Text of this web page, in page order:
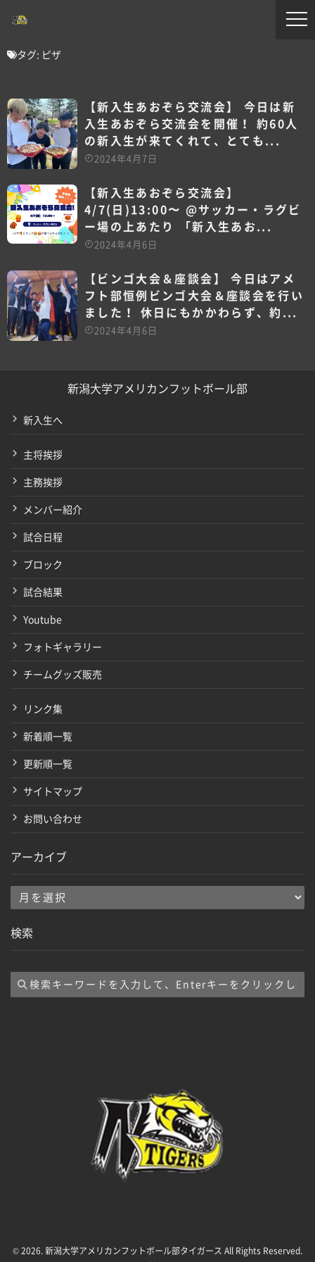
タグ: ピザ
【新入生あおぞら交流会️】 今日は新
入生あおぞら交流会を開催！ 約60人
の新入生が来てくれて、とても...
2024年4月7日
【新入生あおぞら交流会️】
4/7(日)13:00〜 @サッカー・ラグビ
ー場の上あたり 「新入生あお...
2024年4月6日
【ビンゴ大会＆座談会】 今日はアメ
フト部恒例ビンゴ大会＆座談会を行い
ました！ 休日にもかかわらず、約...
2024年4月6日
新潟大学アメリカンフットボール部
新入生へ
主将挨拶
主務挨拶
メンバー紹介
試合日程
ブロック
試合結果
Youtube
フォトギャラリー
チームグッズ販売
リンク集
新着順一覧
更新順一覧
サイトマップ
お問い合わせ
アーカイブ
ア
カ
ブ
検索
© 2026. 新潟大学アメリカンフットボール部タイガース All Rights Reserved.